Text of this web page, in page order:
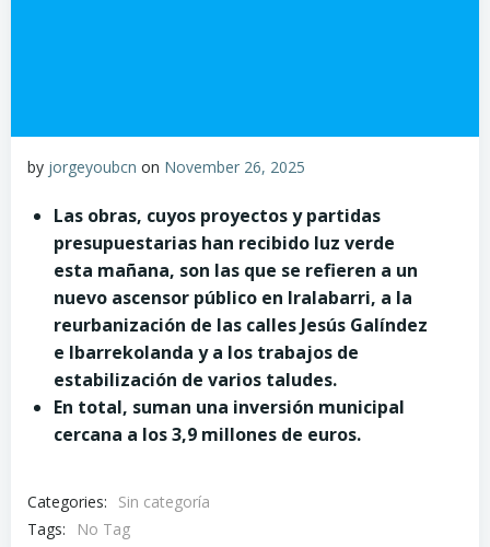
by jorgeyoubcn on November 26, 2025
Las obras, cuyos proyectos y partidas
presupuestarias han recibido luz verde
esta mañana, son las que se refieren a un
nuevo ascensor público en Iralabarri, a la
reurbanización de las calles Jesús Galíndez
e Ibarrekolanda y a los trabajos de
estabilización de varios taludes.
En total, suman una inversión municipal
cercana a los 3,9 millones de euros.
Categories:
Sin categoría
Tags:
No Tag